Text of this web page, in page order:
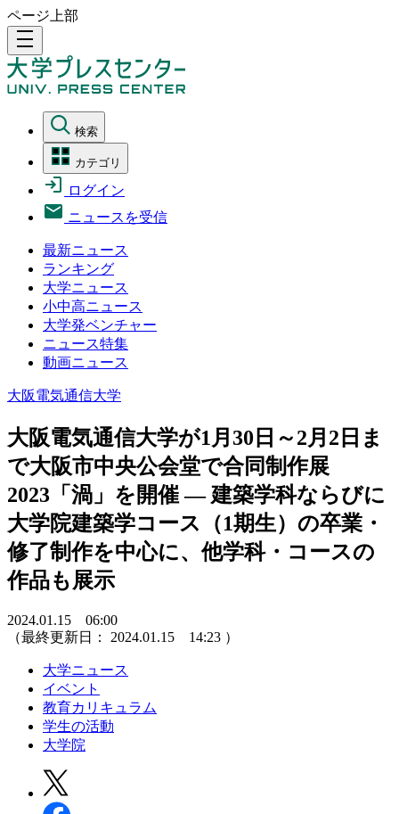
ページ上部
density_medium
検索
カテゴリ
ログイン
ニュースを受信
最新ニュース
ランキング
大学ニュース
小中高ニュース
大学発ベンチャー
ニュース特集
動画ニュース
大阪電気通信大学
大阪電気通信大学が1月30日～2月2日ま
で大阪市中央公会堂で合同制作展
2023「渦」を開催 ― 建築学科ならびに
大学院建築学コース（1期生）の卒業・
修了制作を中心に、他学科・コースの
作品も展示
2024.01.15 06:00
（最終更新日： 2024.01.15 14:23 ）
大学ニュース
イベント
教育カリキュラム
学生の活動
大学院